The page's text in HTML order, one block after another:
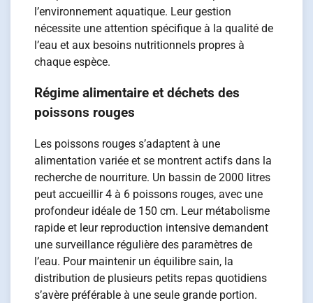
l’environnement aquatique. Leur gestion
nécessite une attention spécifique à la qualité de
l’eau et aux besoins nutritionnels propres à
chaque espèce.
Régime alimentaire et déchets des
poissons rouges
Les poissons rouges s’adaptent à une
alimentation variée et se montrent actifs dans la
recherche de nourriture. Un bassin de 2000 litres
peut accueillir 4 à 6 poissons rouges, avec une
profondeur idéale de 150 cm. Leur métabolisme
rapide et leur reproduction intensive demandent
une surveillance régulière des paramètres de
l’eau. Pour maintenir un équilibre sain, la
distribution de plusieurs petits repas quotidiens
s’avère préférable à une seule grande portion.